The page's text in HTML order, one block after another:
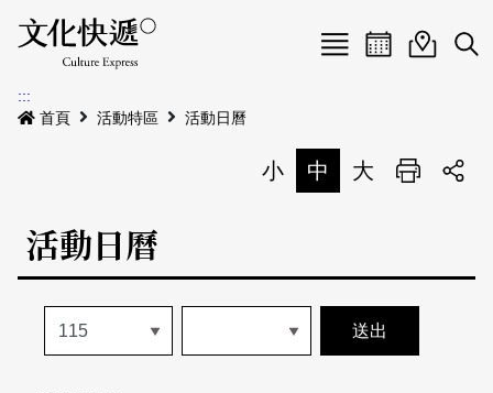
Menu
最新公告
本期專題
歷史專題
活動特區
活動列表
關於我們
活動日曆活動地圖
展
:::
首頁
活動特區 活動日曆
小 中 大 列印
活動日曆